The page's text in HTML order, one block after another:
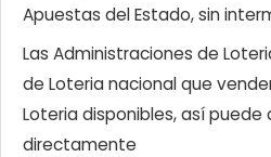
Apuestas del Estado, sin
Las Administraciones de
de Loteria nacional que
Loteria disponibles, así puede
directamente